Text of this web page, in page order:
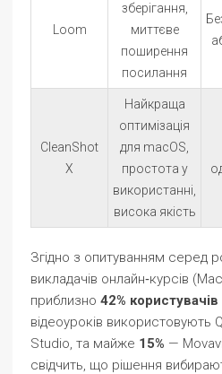
Loom
зберігання,
миттєве
поширення
посилання
CleanShot
X
Найкраща
оптимізація
для macOS,
простота у
використанні,
висока якість
Згідно з опитуванням серед
викладачів онлайн‑курсів
приблизно 42%
відеоуроків використовують
Studio, та майже 15% —
свідчить, що рішення